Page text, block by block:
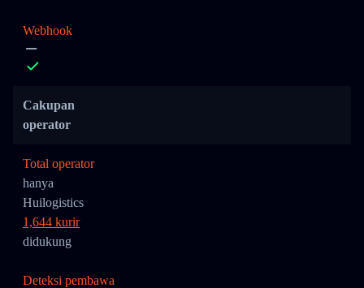
Webhook
Cakupan
operator
Total operator
hanya
Huilogistics
1,644 kurir
didukung
Deteksi pembawa